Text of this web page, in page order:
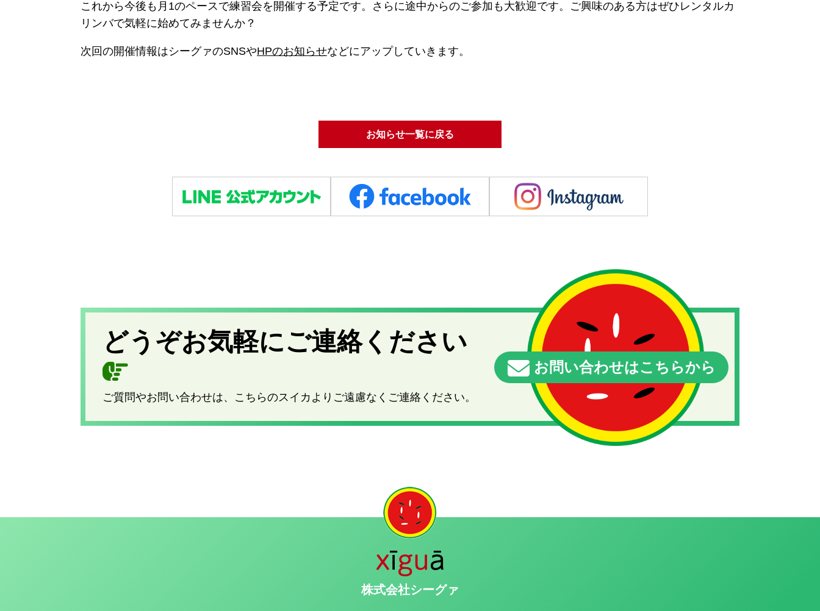
これから今後も月1のペースで練習会を開催する予定です。さらに途中からのご参加も大歓迎です。ご興味のある方はぜひレンタルカ
リンバで気軽に始めてみませんか？
次回の開催情報はシーグァのSNSやHPのお知らせなどにアップしていきます。
お知らせ一覧に戻る
どうぞお気軽にご連絡ください
ご質問やお問い合わせは、こちらのスイカよりご遠慮なくご連絡ください。
お問い合わせはこちらから
株式会社シーグァ